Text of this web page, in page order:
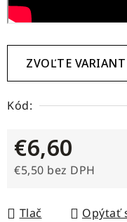
ZVOĽTE VARIANT
Kód:
€6,60
€5,50 bez DPH
Tlač
Opýtať